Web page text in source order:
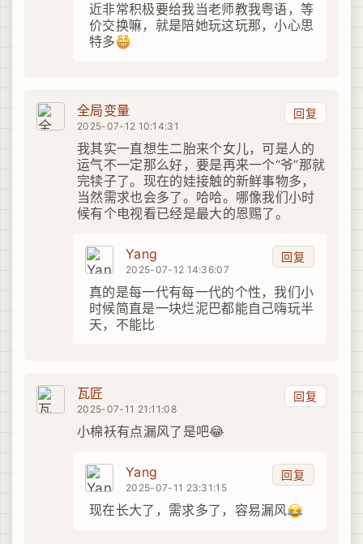
近非常积极要给我当老师教我粤语，等
价交换嘛，就是陪她玩这玩那，小心思
特多
回复
全局变量
2025-07-12 10:14:31
我其实一直想生二胎来个女儿，可是人的
运气不一定那么好，要是再来一个“爷”那就
完犊子了。现在的娃接触的新鲜事物多，
当然需求也会多了。哈哈。哪像我们小时
候有个电视看已经是最大的恩赐了。
回复
Yang
2025-07-12 14:36:07
真的是每一代有每一代的个性，我们小
时候简直是一块烂泥巴都能自己嗨玩半
天，不能比
回复
瓦匠
2025-07-11 21:11:08
小棉袄有点漏风了是吧😂
回复
Yang
2025-07-11 23:31:15
现在长大了，需求多了，容易漏风